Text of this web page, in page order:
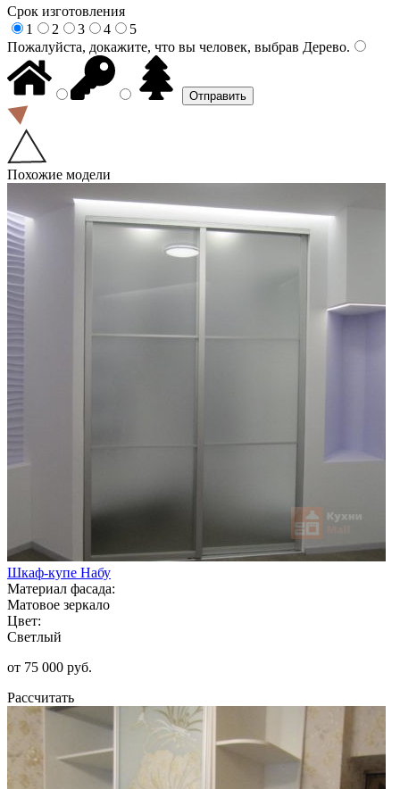
Срок изготовления
1
2 3 4
5
Пожалуйста, докажите, что вы человек, выбрав Дерево.
Похожие модели
Шкаф-купе Набу
Материал фасада:
Матовое зеркало
Цвет:
Светлый
от 75 000 руб.
Рассчитать